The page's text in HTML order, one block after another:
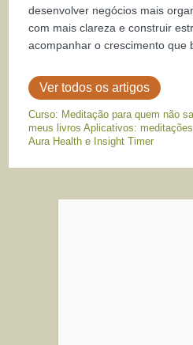
desenvolver negócios mais
com mais clareza e construir
acompanhar o crescimento que
Ver todos os artigos
Curso: Meditação para quem não
meus livros Aplicativos:
Aura Health e Insight Timer